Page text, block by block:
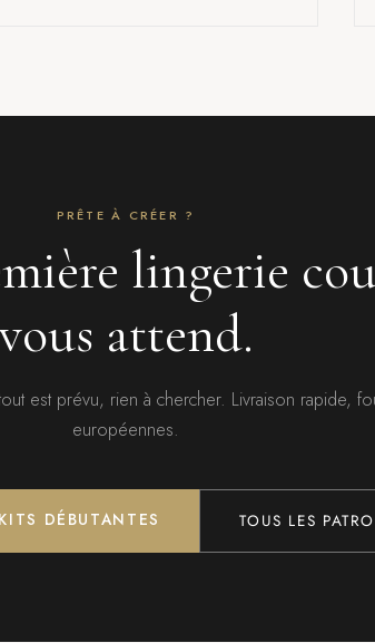
PRÊTE À CRÉER ?
lingerie
vous attend.
est prévu, rien à chercher. Livraison rapide,
européennes.
DÉBUTANTES TOUS LES